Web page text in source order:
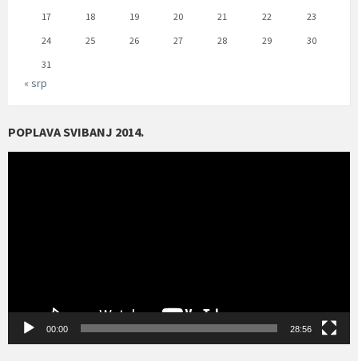
17
18 19 20 21 22
23
24
25 26 27 28 29
30
31
« srp
POPLAVA SVIBANJ 2014.
00:00 28:56